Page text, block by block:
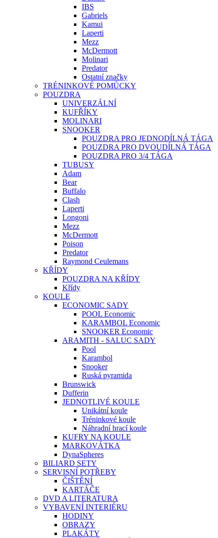
IBS
Gabriels
Kamui
Laperti
Mezz
McDermott
Molinari
Predator
Ostatní značky
TRÉNINKOVÉ POMŮCKY
POUZDRA
UNIVERZÁLNÍ
KUFŘÍKY
MOLINARI
SNOOKER
POUZDRA PRO JEDNODÍLNÁ TÁGA
POUZDRA PRO DVOUDÍLNÁ TÁGA
POUZDRA PRO 3/4 TÁGA
TUBUSY
Adam
Bear
Buffalo
Clash
Laperti
Longoni
Mezz
McDermott
Poison
Predator
Raymond Ceulemans
KŘÍDY
POUZDRA NA KŘÍDY
Křídy
KOULE
ECONOMIC SADY
POOL Economic
KARAMBOL Economic
SNOOKER Economic
ARAMITH - SALUC SADY
Pool
Karambol
Snooker
Ruská pyramida
Brunswick
Dufferin
JEDNOTLIVÉ KOULE
Unikátní koule
Tréninkové koule
Náhradní hrací koule
KUFRY NA KOULE
MARKOVÁTKA
DynaSpheres
BILIARD SETY
SERVISNÍ POTŘEBY
ČIŠTĚNÍ
KARTÁČE
DVD A LITERATURA
VYBAVENÍ INTERIÉRU
HODINY
OBRAZY
PLAKÁTY